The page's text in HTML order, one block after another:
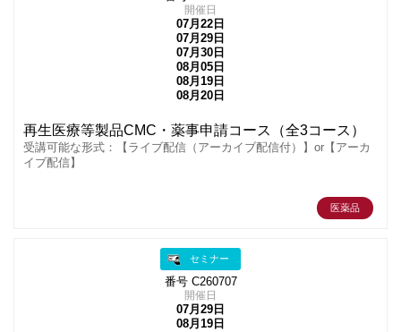
開催日
07月22日
07月29日
07月30日
08月05日
08月19日
08月20日
再生医療等製品CMC・薬事申請コース（全3コース）
受講可能な形式：【ライブ配信（アーカイブ配信付）】or【アーカ
イブ配信】
医薬品
セミナー
番号 C260707
開催日
07月29日
08月19日